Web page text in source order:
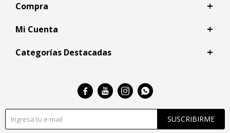
Compra
Mi Cuenta
Categorías Destacadas
SUSCRIBIRME
   